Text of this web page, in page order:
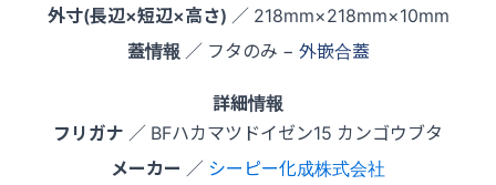
外寸(長辺×短辺×高さ) ／ 218mm×218mm×10mm
蓋情報 ／ フタのみ − 外嵌合蓋
詳細情報
フリガナ ／ BFハカマツドイゼン15 カンゴウブタ
メーカー ／ シーピー化成株式会社